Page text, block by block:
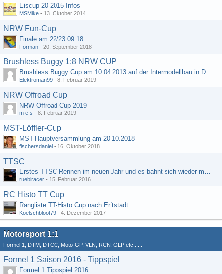
Eiscup 20-2015 Infos
MSMike - 13. Oktober 2014
NRW Fun-Cup
Finale am 22/23.09.18
Forman - 20. September 2018
Brushless Buggy 1:8 NRW CUP
Brushless Buggy Cup am 10.04.2013 auf der Intermodellbau in Dortmund
Elektroman99 - 8. Februar 2019
NRW Offroad Cup
NRW-Offroad-Cup 2019
m e s - 8. Februar 2019
MST-Löffler-Cup
MST-Hauptversammlung am 20.10.2018
fischersdaniel - 16. Oktober 2018
TTSC
Erstes TTSC Rennen im neuen Jahr und es bahnt sich wieder mal eine Rekordteilnehmerzahl an
ruebiracer - 15. Februar 2016
RC Histo TT Cup
Rangliste TT-Histo Cup nach Erftstadt
Koelschbloot79 - 4. Dezember 2017
Motorsport 1:1
Formel 1, DTM, DTCC, Moto-GP, VLN, RCN, GLP etc......
Formel 1 Saison 2016 - Tippspiel
Formel 1 Tippspiel 2016